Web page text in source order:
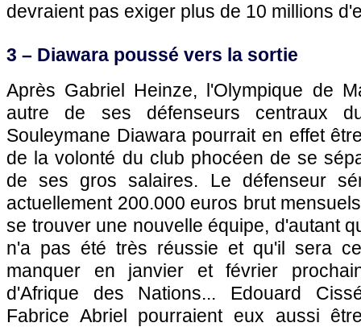
devraient pas exiger plus de 10 millions
3 – Diawara poussé vers la sortie
Après Gabriel Heinze, l'Olympique de
autre de ses défenseurs centraux
Souleymane Diawara pourrait en effet
de la volonté du club phocéen de se
de ses gros salaires. Le défenseur
actuellement 200.000 euros brut
se trouver une nouvelle équipe, d'autant
n'a pas été très réussie et qu'il sera
manquer en janvier et février
d'Afrique des Nations... Edouard
Fabrice Abriel pourraient eux aussi